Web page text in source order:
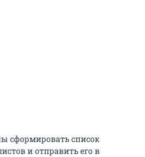
сформировать список
и отправить его в